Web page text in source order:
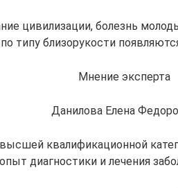
цивилизации, болезнь
типу близорукости
Мнение эксперта
Данилова Елена
квалификационной
диагностики и лечения